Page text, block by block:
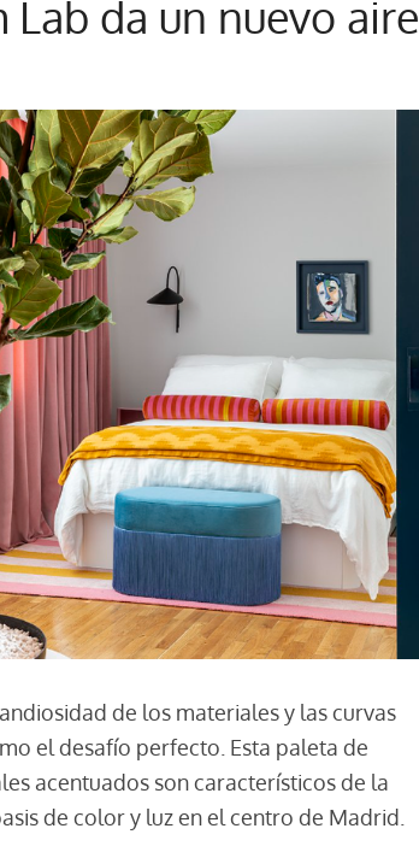
da un nuevo aire
de los materiales y las curvas
el desafío perfecto. Esta paleta de
acentuados son característicos de la
de color y luz en el centro de Madrid.